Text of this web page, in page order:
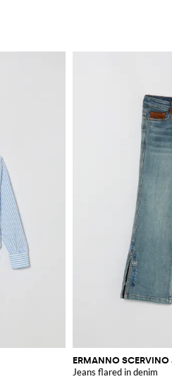
ERMANNO
Jeans flared in denim